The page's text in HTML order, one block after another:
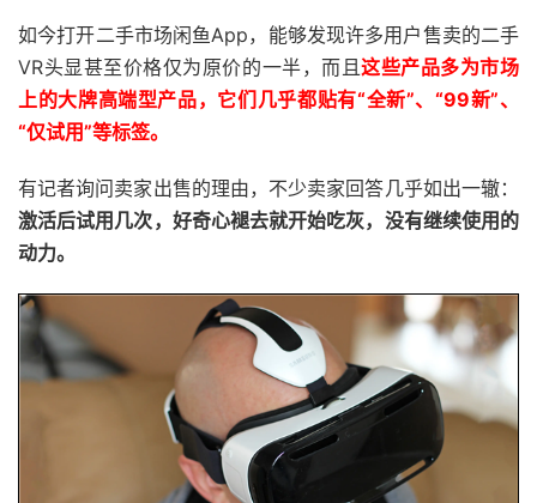
如今打开二手市场闲鱼App，能够发现许多用户售卖的二手
VR头显甚至价格仅为原价的一半，而且这些产品多为市场
上的大牌高端型产品，它们几乎都贴有“全新”、“99新”、
“仅试用”等标签。
有记者询问卖家出售的理由，不少卖家回答几乎如出一辙：
激活后试用几次，好奇心褪去就开始吃灰，没有继续使用的
动力。